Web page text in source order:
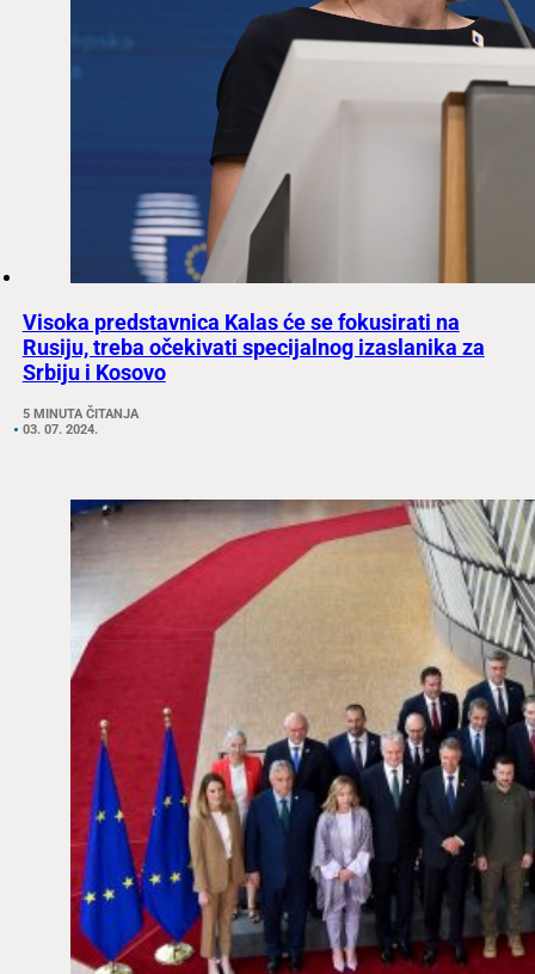
Visoka predstavnica Kalas će se fokusirati na
Rusiju, treba očekivati specijalnog izaslanika za
Srbiju i Kosovo
5 MINUTA ČITANJA
03. 07. 2024.